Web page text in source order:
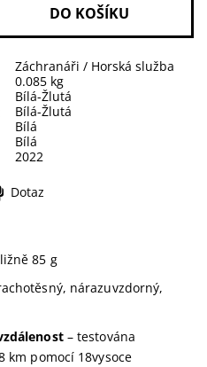
Záchranáři / Horská služba
0.085 kg
Bílá-Žlutá
Bílá-Žlutá
Bílá
Bílá
2022
Dotaz
85 g
nárazuvzdorný,
– testována
km pomocí 18vysoce